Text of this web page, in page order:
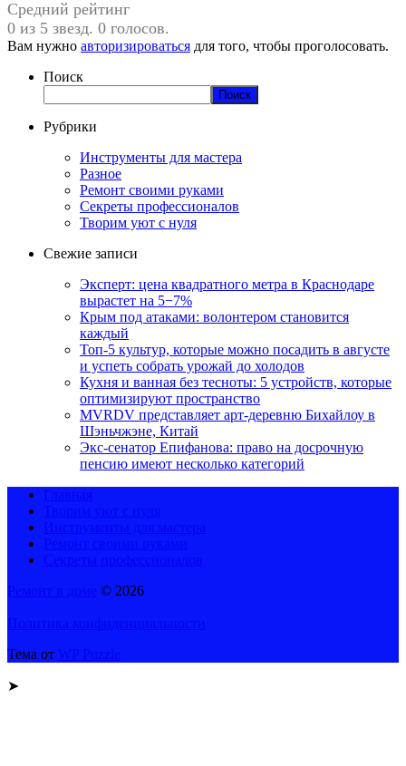
Средний рейтинг
0 из 5 звезд. 0 голосов.
Вам нужно авторизироваться для того, чтобы проголосовать.
Поиск
Поиск
Рубрики
Инструменты для мастера
Разное
Ремонт своими руками
Секреты профессионалов
Творим уют с нуля
Свежие записи
Эксперт: цена квадратного метра в Краснодаре
вырастет на 5−7%
Крым под атаками: волонтером становится
каждый
Топ-5 культур, которые можно посадить в августе
и успеть собрать урожай до холодов
Кухня и ванная без тесноты: 5 устройств, которые
оптимизируют пространство
MVRDV представляет арт-деревню Бихайлоу в
Шэньчжэне, Китай
Экс-сенатор Епифанова: право на досрочную
пенсию имеют несколько категорий
© 2026
Тема от
➤